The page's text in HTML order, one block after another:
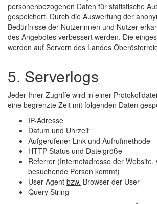
personenbezogenen Daten für statistische
gespeichert. Durch die Auswertung der
Bedürfnisse der Nutzerinnen und Nutzer
des Angebotes verbessert werden. Die
werden auf Servern des Landes
5. Serverlogs
Jeder Ihrer Zugriffe wird in einer
eine begrenzte Zeit mit folgenden Daten
IP-Adresse
Datum und Uhrzeit
Aufgerufener Link und Aufrufmethode
HTTP-Status und Dateigröße
Referrer (Internetadresse der Website,
besuchende Person kommt)
User Agent bzw. Browser der User
Query String